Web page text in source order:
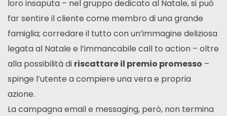
loro insaputa – nel gruppo dedicato al Natale, si può
far sentire il cliente come membro di una grande
famiglia; corredare il tutto con un’immagine deliziosa
legata al Natale e l’immancabile call to action – oltre
alla possibilità di riscattare il premio promesso –
spinge l’utente a compiere una vera e propria
azione.
La campagna email e messaging, però, non termina